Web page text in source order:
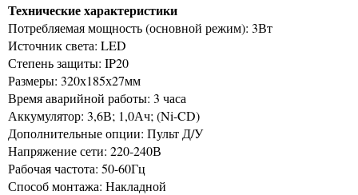
Технические характеристики
Потребляемая мощность (основной режим): 3Вт
Источник света: LED
Степень защиты: IP20
Размеры: 320х185х27мм
Время аварийной работы: 3 часа
Аккумулятор: 3,6В; 1,0Ач; (Ni-CD)
Дополнительные опции: Пульт Д/У
Напряжение сети: 220-240В
Рабочая частота: 50-60Гц
Способ монтажа: Накладной